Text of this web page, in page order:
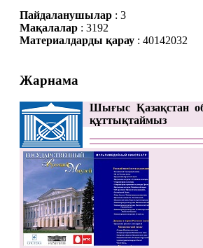
Пайдаланушылар: 3
Мақалалар: 3192
Материалдарды қарау: 40142032
Жарнама
Шығыс Қазақстан
құттықтаймыз